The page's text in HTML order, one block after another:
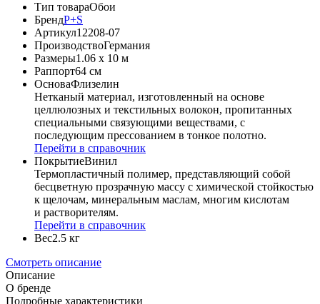
Тип товараОбои
БрендP+S
Артикул12208-07
ПроизводствоГермания
Размеры1.06 x 10 м
Раппорт64 см
ОсноваФлизелин
Нетканый материал, изготовленный на основе
целлюлозных и текстильных волокон, пропитанных
специальными связующими веществами, с
последующим прессованием в тонкое полотно.
Перейти в справочник
ПокрытиеВинил
Термопластичный полимер, представляющий собой
бесцветную прозрачную массу с химической стойкостью
к щелочам, минеральным маслам, многим кислотам
и растворителям.
Перейти в справочник
Вес2.5 кг
Смотреть описание
Описание
О бренде
Подробные характеристики